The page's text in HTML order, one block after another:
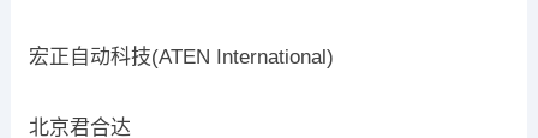
宏正自动科技(ATEN International)
北京君合达